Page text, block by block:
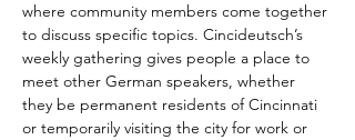
where community members come together
to discuss specific topics. Cincideutsch’s
weekly gathering gives people a place to
meet other German speakers, whether
they be permanent residents of Cincinnati
or temporarily visiting the city for work or